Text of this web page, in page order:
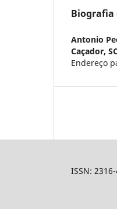
Biografia
Antonio
Caçador,
Endereço
ISSN: